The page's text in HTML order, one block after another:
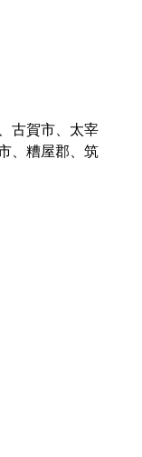
古賀市、太宰
、糟屋郡、筑